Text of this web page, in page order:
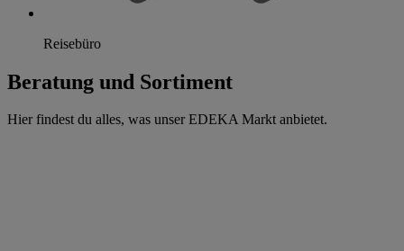
Reisebüro
Beratung und Sortiment
Hier findest du alles, was unser EDEKA Markt anbietet.